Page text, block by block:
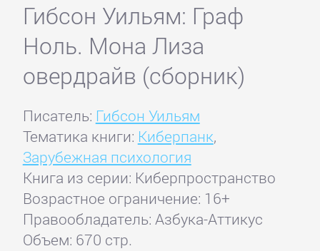
Гибсон Уильям: Граф
Ноль. Мона Лиза
овердрайв (сборник)
Писатель: Гибсон Уильям
Тематика книги: Киберпанк,
Зарубежная психология
Книга из серии: Киберпространство
Возрастное ограничение: 16+
Правообладатель: Азбука-Аттикус
Объем: 670 стр.